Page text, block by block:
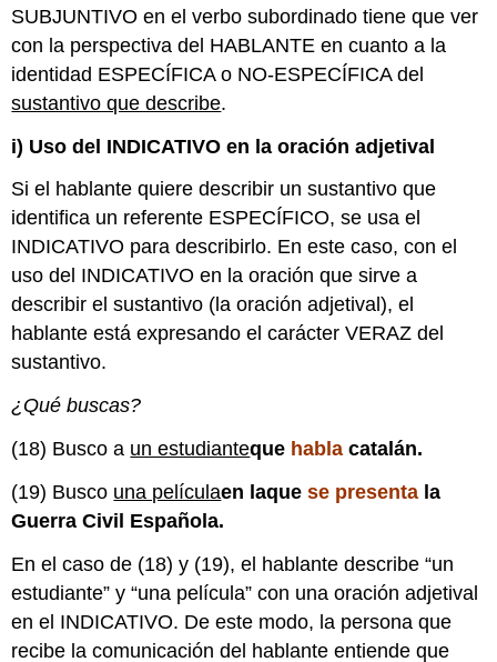
SUBJUNTIVO en el verbo subordinado tiene que ver
con la perspectiva del HABLANTE en cuanto a la
identidad ESPECÍFICA o NO-ESPECÍFICA del
sustantivo que describe.
i) Uso del INDICATIVO en la oración adjetival
Si el hablante quiere describir un sustantivo que
identifica un referente ESPECÍFICO, se usa el
INDICATIVO para describirlo. En este caso, con el
uso del INDICATIVO en la oración que sirve a
describir el sustantivo (la oración adjetival), el
hablante está expresando el carácter VERAZ del
sustantivo.
¿Qué buscas?
(18) Busco a un estudianteque habla catalán.
(19) Busco una películaen laquese presenta la
Guerra Civil Española.
En el caso de (18) y (19), el hablante describe “un
estudiante” y “una película” con una oración adjetival
en el INDICATIVO. De este modo, la persona que
recibe la comunicación del hablante entiende que